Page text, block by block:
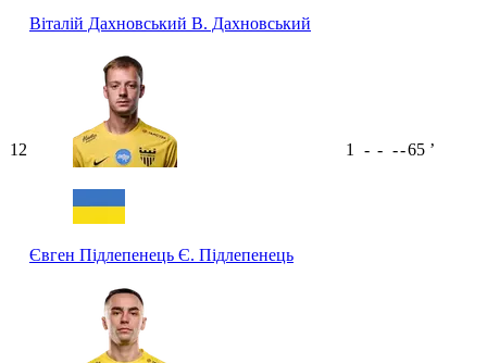
Віталій Дахновський В. Дахновський
12
Євген Підлепенець Є. Підлепенець
1 - - --65 ʼ